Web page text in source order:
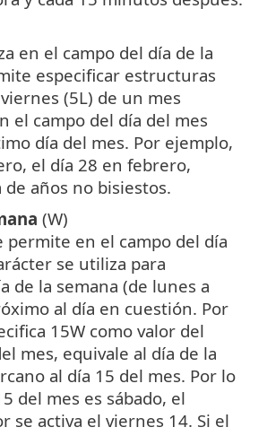
en el campo del día de la
especificar estructuras
(5L) de un mes
el campo del día del mes
día del mes. Por ejemplo,
el día 28 en febrero,
años no bisiestos.
(W)
permite en el campo del día
se utiliza para
de la semana (de lunes a
al día en cuestión. Por
15W como valor del
mes, equivale al día de la
al día 15 del mes. Por lo
del mes es sábado, el
se activa el viernes 14. Si el